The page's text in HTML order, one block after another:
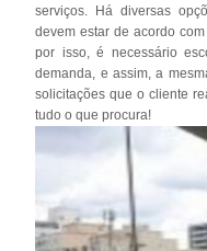
serviços. Há diversas
devem estar de acordo
por isso, é necessário
demanda, e assim, a
solicitações que o cliente
tudo o que procura!